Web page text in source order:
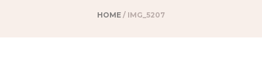
HOME / IMG_5207